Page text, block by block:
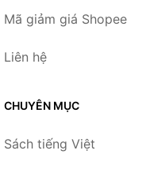
Mã giảm giá Shopee
Liên hệ
CHUYÊN MỤC
Sách tiếng Việt